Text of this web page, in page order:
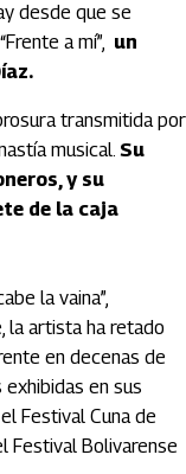
desde que se
a mí”, un
transmitida por
musical. Su
y su
de la caja
la vaina”,
la artista ha retado
en decenas de
en sus
Festival Cuna de
Festival Bolivarense